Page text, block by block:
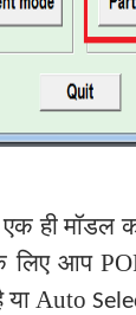
एक ही
आप
Auto